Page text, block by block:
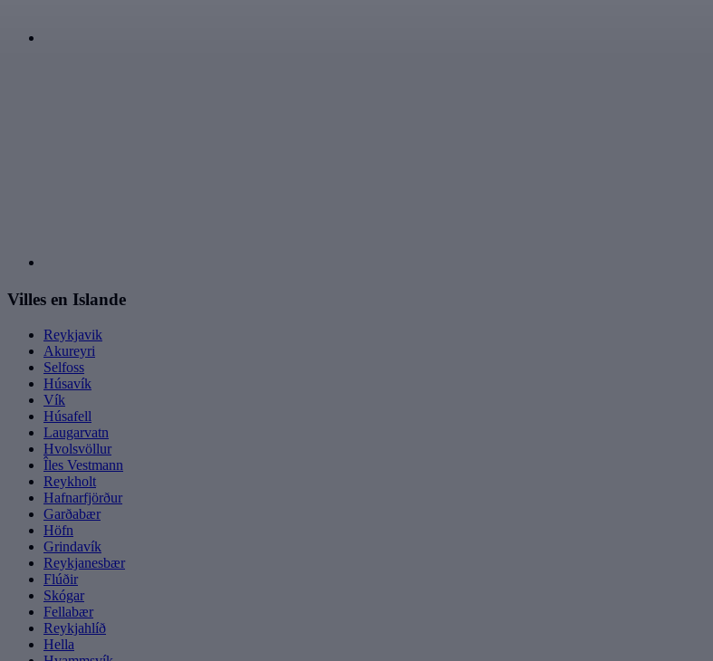
Villes en Islande
Reykjavik
Akureyri
Selfoss
Húsavík
Vík
Húsafell
Laugarvatn
Hvolsvöllur
Îles Vestmann
Reykholt
Hafnarfjörður
Garðabær
Höfn
Grindavík
Reykjanesbær
Flúðir
Skógar
Fellabær
Reykjahlíð
Hella